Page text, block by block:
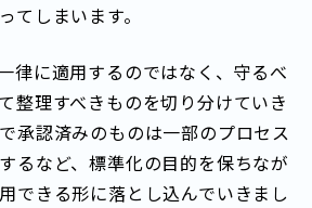
てしまいます。
律に適用するのではなく、守るべ
整理すべきものを切り分けていき
承認済みのものは一部のプロセス
るなど、標準化の目的を保ちなが
できる形に落とし込んでいきまし